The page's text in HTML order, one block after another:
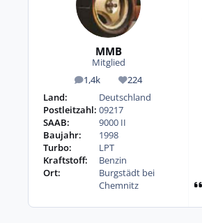
MMB
Mitglied
1,4k
Beiträge 224
Reputation
Land:
Deutschland
Postleitzahl: 09217
SAAB:
9000 II
Baujahr:
1998
Turbo:
LPT
Kraftstoff:
Benzin
Ort:
Burgstädt bei
Chemnitz